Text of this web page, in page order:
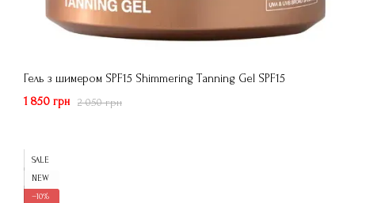
Гель з шимером SPF15 Shimmering Tanning Gel SPF15
2 050 грн
1 850 грн
SALE
NEW
−10%